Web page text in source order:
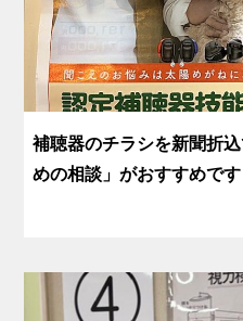
補聴器のチラシを新聞折
めの相談」がおすすめです